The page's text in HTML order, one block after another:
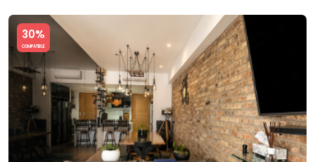
30%
COMPATIBLE
Slide 1 of 5